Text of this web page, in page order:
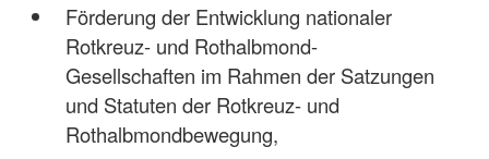
Förderung der Entwicklung nationaler
Rotkreuz- und Rothalbmond-
Gesellschaften im Rahmen der Satzungen
und Statuten der Rotkreuz- und
Rothalbmondbewegung,